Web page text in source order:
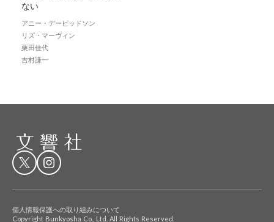
ない
アニー・デービッドソン
リズ・マーヴィン
栗田佳代
吉村謙一
個人情報保護への取り組みについて
Copyright Bunkyosha Co., Ltd. All Rights Reserved.